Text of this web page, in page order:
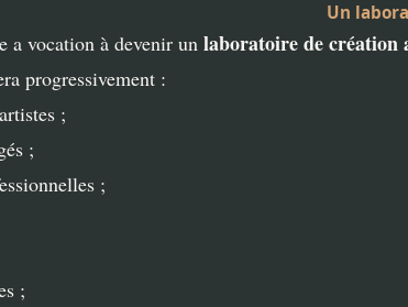
Un
vocation à devenir un laboratoire de création
progressivement :
;
;
;
;